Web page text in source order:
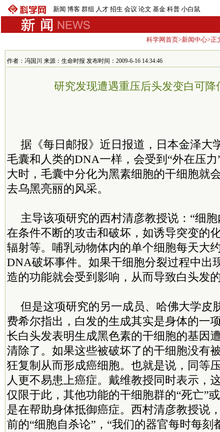
新闻 博客 群组 人才 招生 会议 论文 基金 科普 小白鼠
科学网首页>新闻中心>正
作者：冯国川 来源：生命时报 发布时间：2009-6-16 14:34:46
研究发现遭遇重压后头发变白可降
据《每日邮报》近日报道，日本金泽大
毛囊和人类的DNA一样，会受到“外在压
大时，毛囊中分化为黑素细胞的干细胞就
去乌黑亮丽的风采。
主导该项研究的西村清彦教授说：“细
在条件不断的攻击和破坏，如诱导突变的
辐射等。哺乳动物体内的单个细胞每天大
DNA破坏事件。如果干细胞分裂过程中出
造的功能就会受到影响，从而导致白头发
但是这项研究的另一成员、哈佛大学皮
费希尔指出，白发的生成其实是身体的一
长白头发表明生成黑色素的干细胞的基因
清除了。如果这些被破坏了的干细胞没有
狂复制从而形成癌细胞。也就是说，同等
人更不易患上癌症。戴维教授同时表示，
仅限于此，其他功能的干细胞群的“死亡”
是在帮助身体抵御癌症。西村清彦教授说
前的“细胞自杀论”，“我们的器官每时每刻